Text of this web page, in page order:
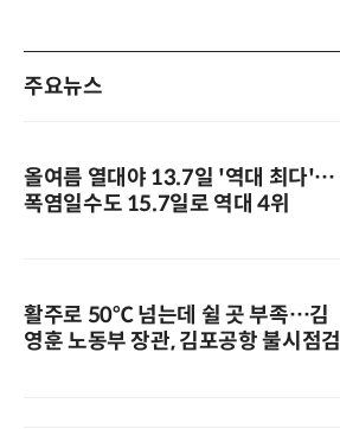
주요뉴스
올여름 열대야 13.7일 '역대 최다'…
폭염일수도 15.7일로 역대 4위
활주로 50℃ 넘는데 쉴 곳 부족…김
영훈 노동부 장관, 김포공항 불시점검